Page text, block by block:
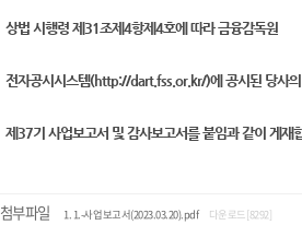
상법 시행령 제31조제4항제4호에 따라 금융감독원
전자공시시스템(http://dart.fss.or.kr/)에 공시된 당사의
제37기 사업보고서 및 감사보고서를 붙임과 같이 게재
첨부파일 1.-사업보고서(2023.03.20).pdf
다운로드[8292]